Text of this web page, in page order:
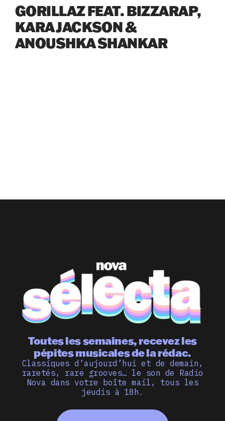
GORILLAZ FEAT. BIZZARAP,
KARA JACKSON &
ANOUSHKA SHANKAR
Toutes les semaines, recevez les
pépites musicales de la rédac.
Classiques d’aujourd’hui et de demain,
raretés, rare grooves… le son de Radio
Nova dans votre boîte mail, tous les
jeudis à 18h.